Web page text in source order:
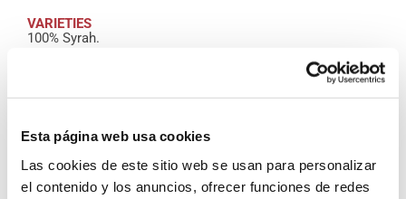
Esta página web usa cookies
Las cookies de este sitio web se usan para personalizar
el contenido y los anuncios, ofrecer funciones de redes
VARIETIES
100% Syrah.
Clean, clear and medium to full-bodied. Intense
cherry red in colour with hints of violet..
Nose: Clean and highly intense on the nose, with primary
aromas of ripe fruit (cherries and black plums) together
with floral tones (violets) typical of the Syrah variety both
before and after agitation with toasted base notes offers
liquorice.